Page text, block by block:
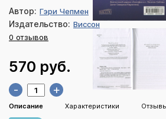
Автор: Гэри Чепмен
Издательство: Виссон
0 отзывов
570 руб.
- +
Описание Характеристики